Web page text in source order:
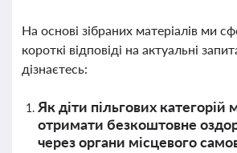
На основі зібраних матеріалів ми
короткі відповіді на актуальні
дізнаєтесь:
Як діти пільгових категорій
отримати безкоштовне
через органи місцевого